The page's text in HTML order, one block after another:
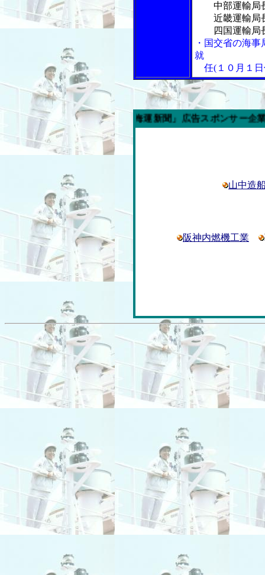
中部運輸局
近畿運輸局
四国運輸局
・国交省の海
就
任(１０月１日
の「内航海運新聞」広告スポンサー企業
山中造
阪神内燃機工業